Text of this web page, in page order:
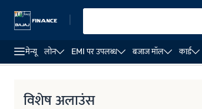
मेन्यू लोन EMI पर उपलब्ध बजाज मॉल कार्ड
विशेष अलाउंस